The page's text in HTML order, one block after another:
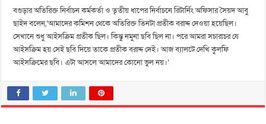
বগুড়ার অতিরিক্ত নির্বাচন কর্মকর্তা ও তৃতীয় ধাপের নির্বাচনে রিটার্নিং অফিসার সৈয়দ আবু
ছাইদ বলেন,‘আমাদের কমিশন থেকে অতিরিক্ত তিনটা প্রতীক বরাদ্দ দেওয়া হয়েছিল।
সেখানে শুধু আইসক্রিম প্রতীক ছিল। কিন্তু নমুনা ছবি ছিল না। পরে আমরা সচারাচর যে
আইসক্রিম হয় সেই ছবি দিয়ে তাকে প্রতীক বরাদ্দ দেই। আজ ব্যালটে দেখি কুলফি
আইসক্রিমের ছবি। এটা আসলে আমাদের কোনো ভুল নয়।’